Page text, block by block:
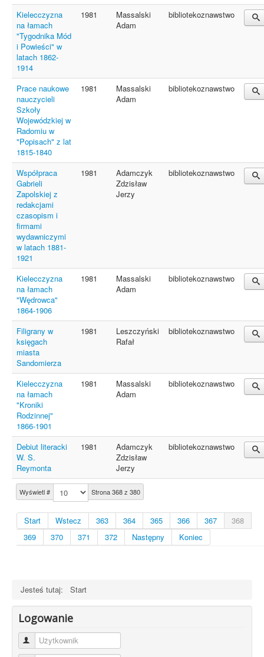
Wyświetl # Strona 368 z 380
Start Wstecz 363 364 365 366 367
368
369
370 371 372 Następny Koniec
Kielecczyzna
na łamach
"Tygodnika Mód
i Powieści" w
latach 1862-
1914
1981
Massalski
Adam
bibliotekoznawstwo
Prace naukowe
nauczycieli
Szkoły
Wojewódzkiej w
Radomiu w
"Popisach" z lat
1815-1840
1981
Massalski
Adam
bibliotekoznawstwo
Współpraca
Gabrieli
Zapolskiej z
redakcjami
czasopism i
firmami
wydawniczymi
w latach 1881-
1921
1981
Adamczyk
Zdzisław
Jerzy
bibliotekoznawstwo
Kielecczyzna
na łamach
"Wędrowca"
1864-1906
1981
Massalski
Adam
bibliotekoznawstwo
Filigrany w
księgach
miasta
Sandomierza
1981
Leszczyński
Rafał
bibliotekoznawstwo
Kielecczyzna
na łamach
"Kroniki
Rodzinnej"
1866-1901
1981
Massalski
Adam
bibliotekoznawstwo
Debiut literacki
W. S.
Reymonta
1981
Adamczyk
Zdzisław
Jerzy
bibliotekoznawstwo
Jesteś tutaj: Start
Logowanie
Użytkownik